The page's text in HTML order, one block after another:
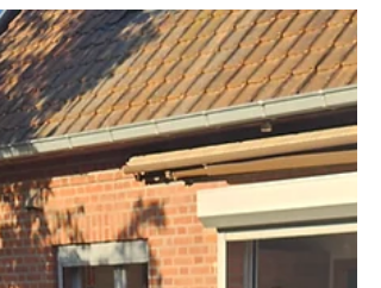
leur avenir ? À quelques jours du vote
de la loi Duplomb 2, l'association ERINE
et les enfants du programme Enfants
Formateurs ont souhaité adresser une
lettre ouverte à Madame la Ministre et
aux députés des Hauts-de-France.